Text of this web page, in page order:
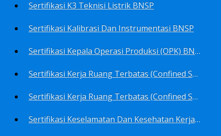
Sertifikasi K3 Teknisi Listrik BNSP
Sertifikasi Kalibrasi Dan Instrumentasi BNSP
Sertifikasi Kepala Operasi Produksi (OPK) BNSP
Sertifikasi Kerja Ruang Terbatas (Confined Spaces)-Ahli Muda Ruang Terbatas (AMURT/Supervisor) BNSP
Sertifikasi Kerja Ruang Terbatas (Confined Spaces)-Teknisi Ruang Terbatas (TRT/Entrants) BNSP
Sertifikasi Keselamatan Dan Kesehatan Kerja BNSP